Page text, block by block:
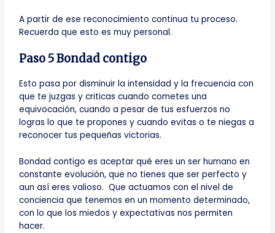
A partir de ese reconocimiento continua tu proceso.
Recuerda que esto es muy personal.
Paso 5 Bondad contigo
Esto pasa por disminuir la intensidad y la frecuencia con
que te juzgas y criticas cuando cometes una
equivocación, cuando a pesar de tus esfuerzos no
logras lo que te propones y cuando evitas o te niegas a
reconocer tus pequeñas victorias.
Bondad contigo es aceptar qué eres un ser humano en
constante evolución, que no tienes que ser perfecto y
aun así eres valioso. Que actuamos con el nivel de
conciencia que tenemos en un momento determinado,
con lo que los miedos y expectativas nos permiten
hacer.